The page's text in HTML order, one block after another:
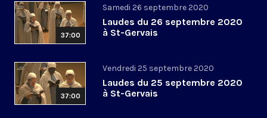
37:00
Samedi 26 septembre 2020
Laudes du 26 septembre 2020
à St-Gervais
37:00
Vendredi 25 septembre 2020
Laudes du 25 septembre 2020
à St-Gervais